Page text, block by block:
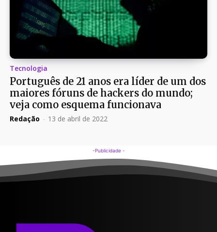
Tecnologia
Português de 21 anos era líder de um dos
maiores fóruns de hackers do mundo;
veja como esquema funcionava
Redação - 13 de abril de 2022
-Publicidade -